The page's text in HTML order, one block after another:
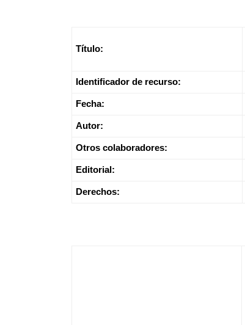
Título:
Identificador de recurso:
Fecha:
Autor:
Otros colaboradores:
Editorial:
Derechos: